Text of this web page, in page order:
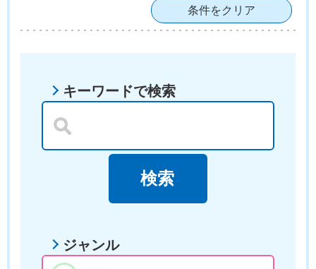
条件をクリア
キーワードで検索
ジャンル